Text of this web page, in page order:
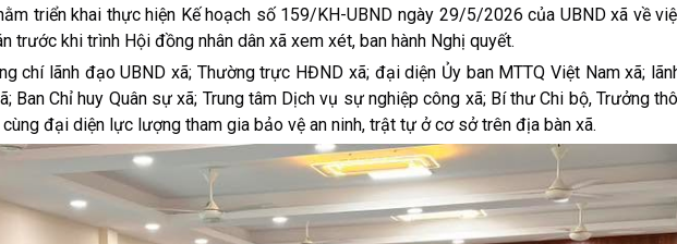
triển khai thực hiện Kế hoạch số 159/KH-UBND ngày 29/5/2026 của UBND xã về
trước khi trình Hội đồng nhân dân xã xem xét, ban hành Nghị quyết.
đạo UBND xã; Thường trực HĐND xã; đại diện Ủy ban MTTQ Việt Nam xã;
Ban Chỉ huy Quân sự xã; Trung tâm Dịch vụ sự nghiệp công xã; Bí thư Chi bộ, Trưởng
đại diện lực lượng tham gia bảo vệ an ninh, trật tự ở cơ sở trên địa bàn xã.